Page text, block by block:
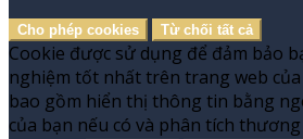
Cho phép cookies Từ chối tất cả
Cookie được sử dụng để đảm bảo
nghiệm tốt nhất trên trang web
bao gồm hiển thị thông tin bằng
của bạn nếu có và phân tích